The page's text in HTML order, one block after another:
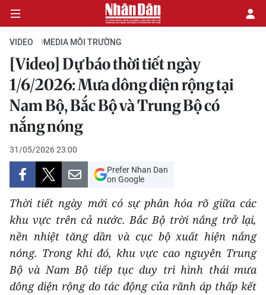
CHÍNH TRỊ
KINH TẾ
VĂN HÓA
XÃ HỘI
PHÁP LUẬT
DU LỊCH
THẾ GIỚI
THỂ THAO
VIDEO MEDIA MÔI TRƯỜNG
[Video] Dự báo thời tiết ngày
1/6/2026: Mưa dông diện rộng tại
Nam Bộ, Bắc Bộ và Trung Bộ có
nắng nóng
31/05/2026 23:00
Prefer Nhan Dan
on Google
Thời tiết ngày mới có sự phân hóa rõ giữa các
khu vực trên cả nước. Bắc Bộ trời nắng trở lại,
nền nhiệt tăng dần và cục bộ xuất hiện nắng
nóng. Trong khi đó, khu vực cao nguyên Trung
Bộ và Nam Bộ tiếp tục duy trì hình thái mưa
dông diện rộng do tác động của rãnh áp thấp kết